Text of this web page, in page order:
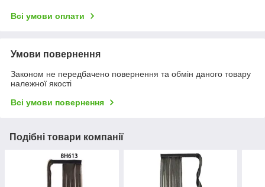
Всі умови оплати
Умови повернення
Законом не передбачено повернення та обмін даного товару
належної якості
Всі умови повернення
Подібні товари компанії